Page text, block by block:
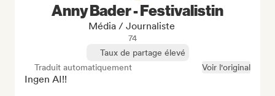
Anny Bader - Festivalistin
Média / Journaliste
74
Taux de partage élevé
Traduit automatiquement
Voir l'original
Ingen AI!!